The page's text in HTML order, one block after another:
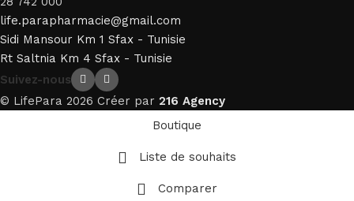
life.parapharmacie@gmail.com
Sidi Mansour Km 1 Sfax - Tunisie
Rt Saltnia Km 4 Sfax - Tunisie
Suivez-nous
© LifePara 2026 Créer par 216 Agency
Boutique
Liste de souhaits
Comparer